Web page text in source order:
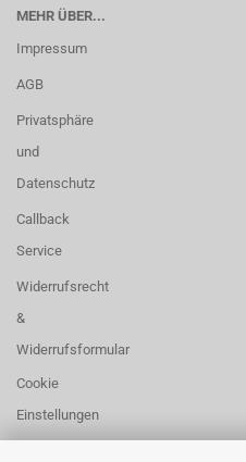
MEHR ÜBER...
Impressum
AGB
Privatsphäre
und
Datenschutz
Callback
Service
Widerrufsrecht
&
Widerrufsformular
Cookie
Einstellungen